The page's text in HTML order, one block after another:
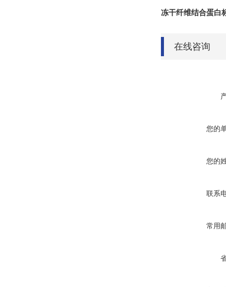
冻干纤维结合蛋白
在线咨询
您的
您的
联系
常用